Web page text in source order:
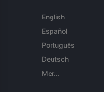
English
Español
Português
Deutsch
Mer...